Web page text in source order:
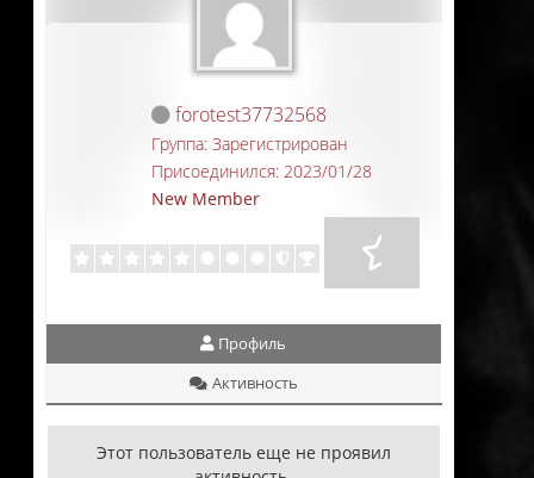
forotest37732568
Группа: Зарегистрирован
Присоединился: 2023/01/28
New Member
Профиль
Активность
Этот пользователь еще не проявил